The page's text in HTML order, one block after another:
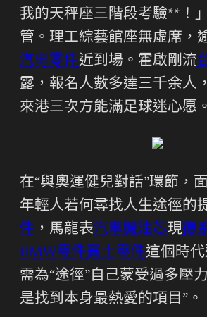
我的天秤座三階段考驗**！
管。理工綜藝館座無虛席，
汽車零件近到場。霍啟剛流
露，報名人數多達三千余人
來港三次方能滿足球迷心愿。
在“與奧運健兒對話”環節，
年輕人若何尋找人生途徑的
件 ，馬龍表汽車機油芯現德
BMW零件賓士零件這個時
需為“途徑”自己蒙受過多壓
是找到本身最熱愛的項目”。